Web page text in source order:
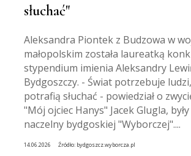
słuchać"
Aleksandra Piontek z Budzowa w
małopolskim została laureatką
stypendium imienia Aleksandry
Bydgoszczy. - Świat potrzebuje
potrafią słuchać - powiedział o
"Mój ojciec Hanys" Jacek Glugla,
naczelny bydgoskiej "Wyborczej"....
14.06.2026 Źródło: bydgoszcz.wyborcza.pl